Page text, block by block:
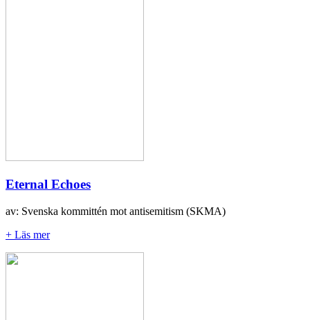
Eternal Echoes
av: Svenska kommittén mot antisemitism (SKMA)
+ Läs mer